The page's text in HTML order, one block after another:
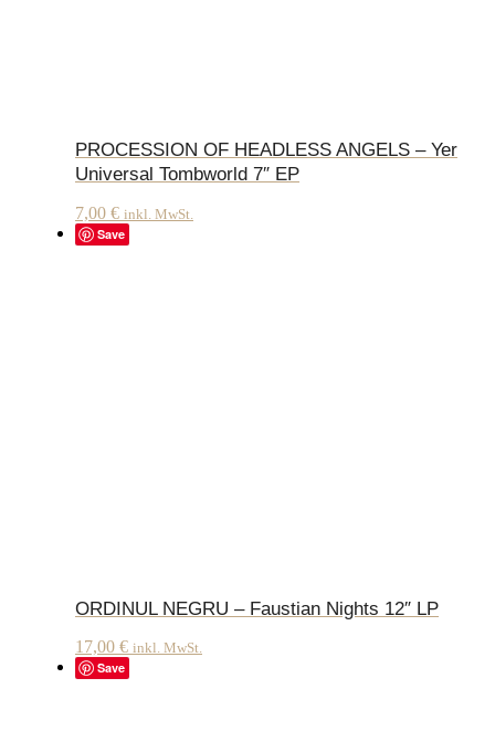
PROCESSION OF HEADLESS ANGELS – Yer
Universal Tombworld 7″ EP
7,00 € inkl. MwSt.
Save
ORDINUL NEGRU – Faustian Nights 12″ LP
17,00 € inkl. MwSt.
Save